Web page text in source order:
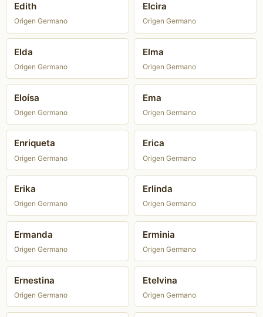
Edith
Origen Germano
Elcira
Origen Germano
Elda
Origen Germano
Elma
Origen Germano
Eloísa
Origen Germano
Ema
Origen Germano
Enriqueta
Origen Germano
Erica
Origen Germano
Erika
Origen Germano
Erlinda
Origen Germano
Ermanda
Origen Germano
Erminia
Origen Germano
Ernestina
Origen Germano
Etelvina
Origen Germano